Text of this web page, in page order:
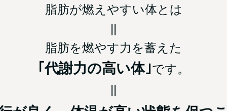
脂肪が燃えやすい体とは
||
脂肪を燃やす力を蓄えた
｢代謝力の高い体｣です。
||